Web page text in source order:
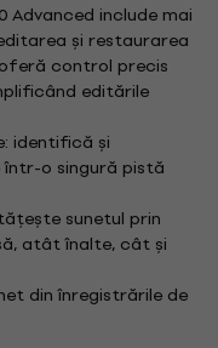
Advanced include mai
și restaurarea
control precis
editările
identifică și
o singură pistă
sunetul prin
atât înalte, cât și
din înregistrările de